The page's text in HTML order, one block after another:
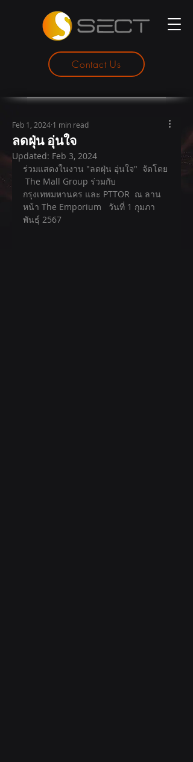
Contact Us
ลดฝุ่น อุ่นใจ
Feb 1, 2024 1 min read
Updated: Feb 3, 2024
ร่วมแสดงในงาน "ลดฝุ่น อุ่นใจ"  จัดโดย
The Mall Group ร่วมกับ
กรุงเทพมหานคร และ PTTOR  ณ ลาน
หน้า The Emporium   วันที่ 1 กุมภา
พันธุ์ 2567